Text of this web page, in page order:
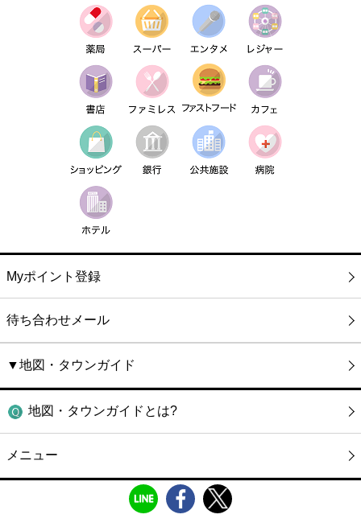
Myポイント登録
待ち合わせメール
▼地図・タウンガイド
地図・タウンガイドとは?
メニュー